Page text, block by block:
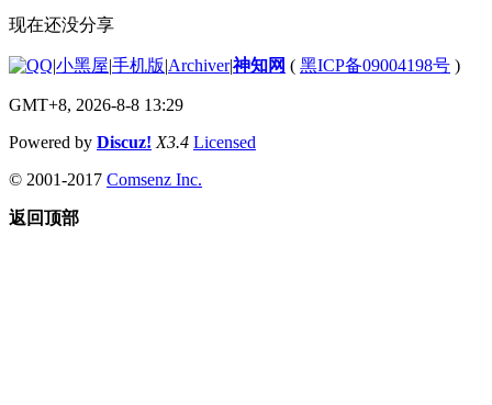
现在还没分享
|小黑屋|手机版|Archiver|神知网 ( 黑ICP备09004198号 )
GMT+8, 2026-8-8 13:29
Powered by Discuz! X3.4 Licensed
© 2001-2017 Comsenz Inc.
返回顶部